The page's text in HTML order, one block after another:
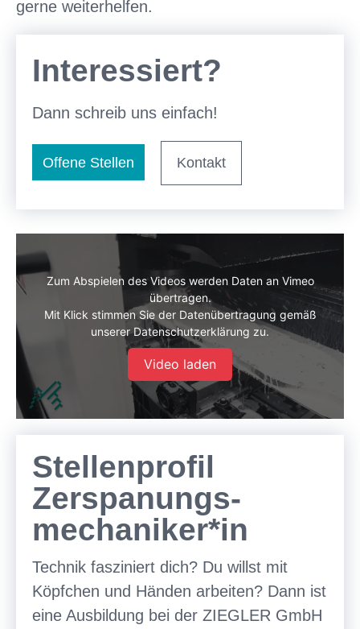
gerne weiterhelfen.
Interessiert?
Dann schreib uns einfach!
Offene Stellen Kontakt
Zum Abspielen des Videos werden Daten an Vimeo
übertragen.
Mit Klick stimmen Sie der Datenübertragung gemäß
unserer Datenschutzerklärung zu.
Video laden
Stellenprofil
Zerspanungs­
mechaniker*in
Technik fasziniert dich? Du willst mit
Köpfchen und Händen arbeiten? Dann ist
eine Ausbildung bei der ZIEGLER GmbH